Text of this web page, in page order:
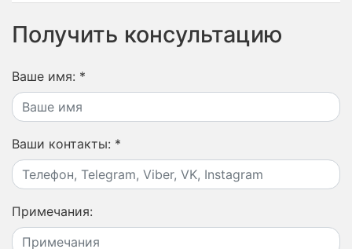
Получить консультацию
Ваше имя: *
Ваши контакты: *
Примечания: